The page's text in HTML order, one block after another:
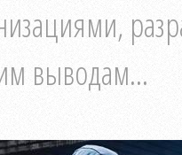
выводам...